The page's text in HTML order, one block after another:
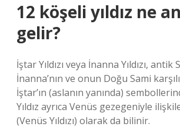
12 köşeli yıldız ne
gelir?
İştar Yıldızı veya İnanna Yıldızı, antik
İnanna’nın ve onun Doğu Sami
İştar’ın (aslanın yanında)
Yıldız ayrıca Venüs gezegeniyle
(Venüs Yıldızı) olarak da bilinir.